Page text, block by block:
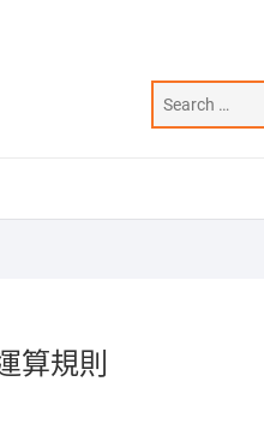
算規則